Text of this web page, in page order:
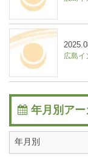
広島
年月別ア